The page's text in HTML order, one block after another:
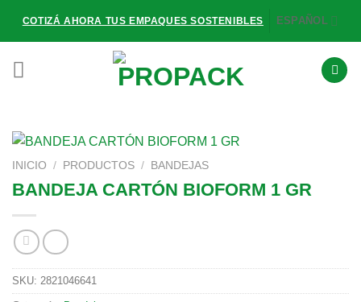
COTIZÁ AHORA TUS EMPAQUES SOSTENIBLES ESPAÑOL
INICIO / PRODUCTOS / BANDEJAS
BANDEJA CARTÓN BIOFORM 1 GR
SKU: 2821046641